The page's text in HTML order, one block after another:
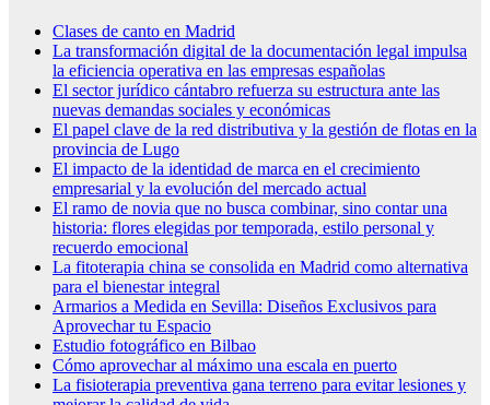
Clases de canto en Madrid
La transformación digital de la documentación legal impulsa
la eficiencia operativa en las empresas españolas
El sector jurídico cántabro refuerza su estructura ante las
nuevas demandas sociales y económicas
El papel clave de la red distributiva y la gestión de flotas en la
provincia de Lugo
El impacto de la identidad de marca en el crecimiento
empresarial y la evolución del mercado actual
El ramo de novia que no busca combinar, sino contar una
historia: flores elegidas por temporada, estilo personal y
recuerdo emocional
La fitoterapia china se consolida en Madrid como alternativa
para el bienestar integral
Armarios a Medida en Sevilla: Diseños Exclusivos para
Aprovechar tu Espacio
Estudio fotográfico en Bilbao
Cómo aprovechar al máximo una escala en puerto
La fisioterapia preventiva gana terreno para evitar lesiones y